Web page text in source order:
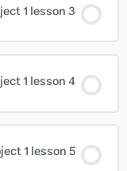
1 lesson 3
1 lesson 4
1 lesson 5